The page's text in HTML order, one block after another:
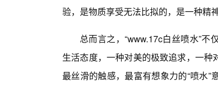
验，是物质享受无法比拟的，是一种精
总而言之，“www.17c白丝喷水”
生活态度，一种对美的极致追求，一
最丝滑的触感，最富有想象力的“喷水